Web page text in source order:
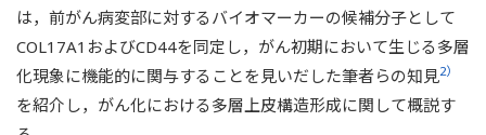
は，前がん病変部に対するバイオマーカーの候補分子として
COL17A1およびCD44を同定し，がん初期において生じる多層
化現象に機能的に関与することを見いだした筆者らの知見2）
を紹介し，がん化における多層上皮構造形成に関して概説す